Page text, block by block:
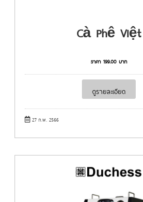
Cà Phê Việt
ราคา 199.00บาท
ดูรายละเอียด
27 ก.พ. 2566